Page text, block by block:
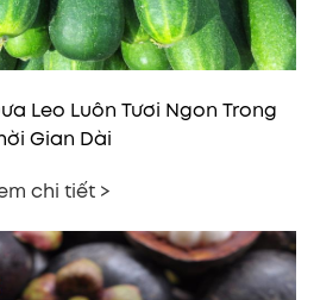
Leo Luôn Tươi Ngon Trong
Gian Dài
chi tiết >